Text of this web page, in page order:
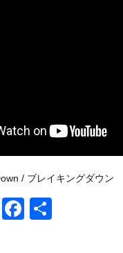
/ ブレイキングダウン
T
F